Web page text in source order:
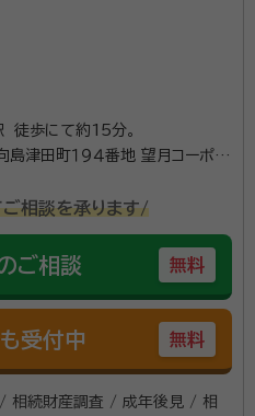
ルプランナー、身元保証相談士、
）
社団法人身元保証相談士協会、
ライフ協会平安、一般社団法人和
法人ビューティフルエージング
徒歩にて約15分。
１９４番地 望月コーポ２
ご相談を承ります/
ご相談 無料
受付中 無料
相続財産調査 / 成年後見 / 相